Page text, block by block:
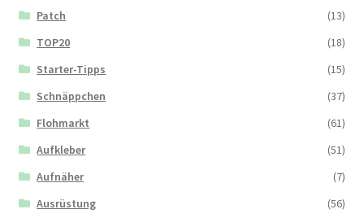
Patch
(13)
TOP20
(18)
Starter-Tipps
(15)
Schnäppchen
(37)
Flohmarkt
(61)
Aufkleber
(51)
Aufnäher
(7)
Ausrüstung
(56)